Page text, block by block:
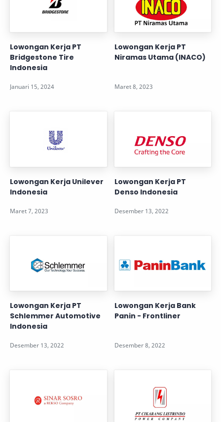
Lowongan Kerja PT
Bridgestone Tire
Indonesia
Lowongan Kerja PT
Niramas Utama (INACO)
Lowongan Kerja Unilever
Indonesia
Lowongan Kerja PT
Denso Indonesia
Lowongan Kerja PT
Schlemmer Automotive
Indonesia
Lowongan Kerja Bank
Panin - Frontliner